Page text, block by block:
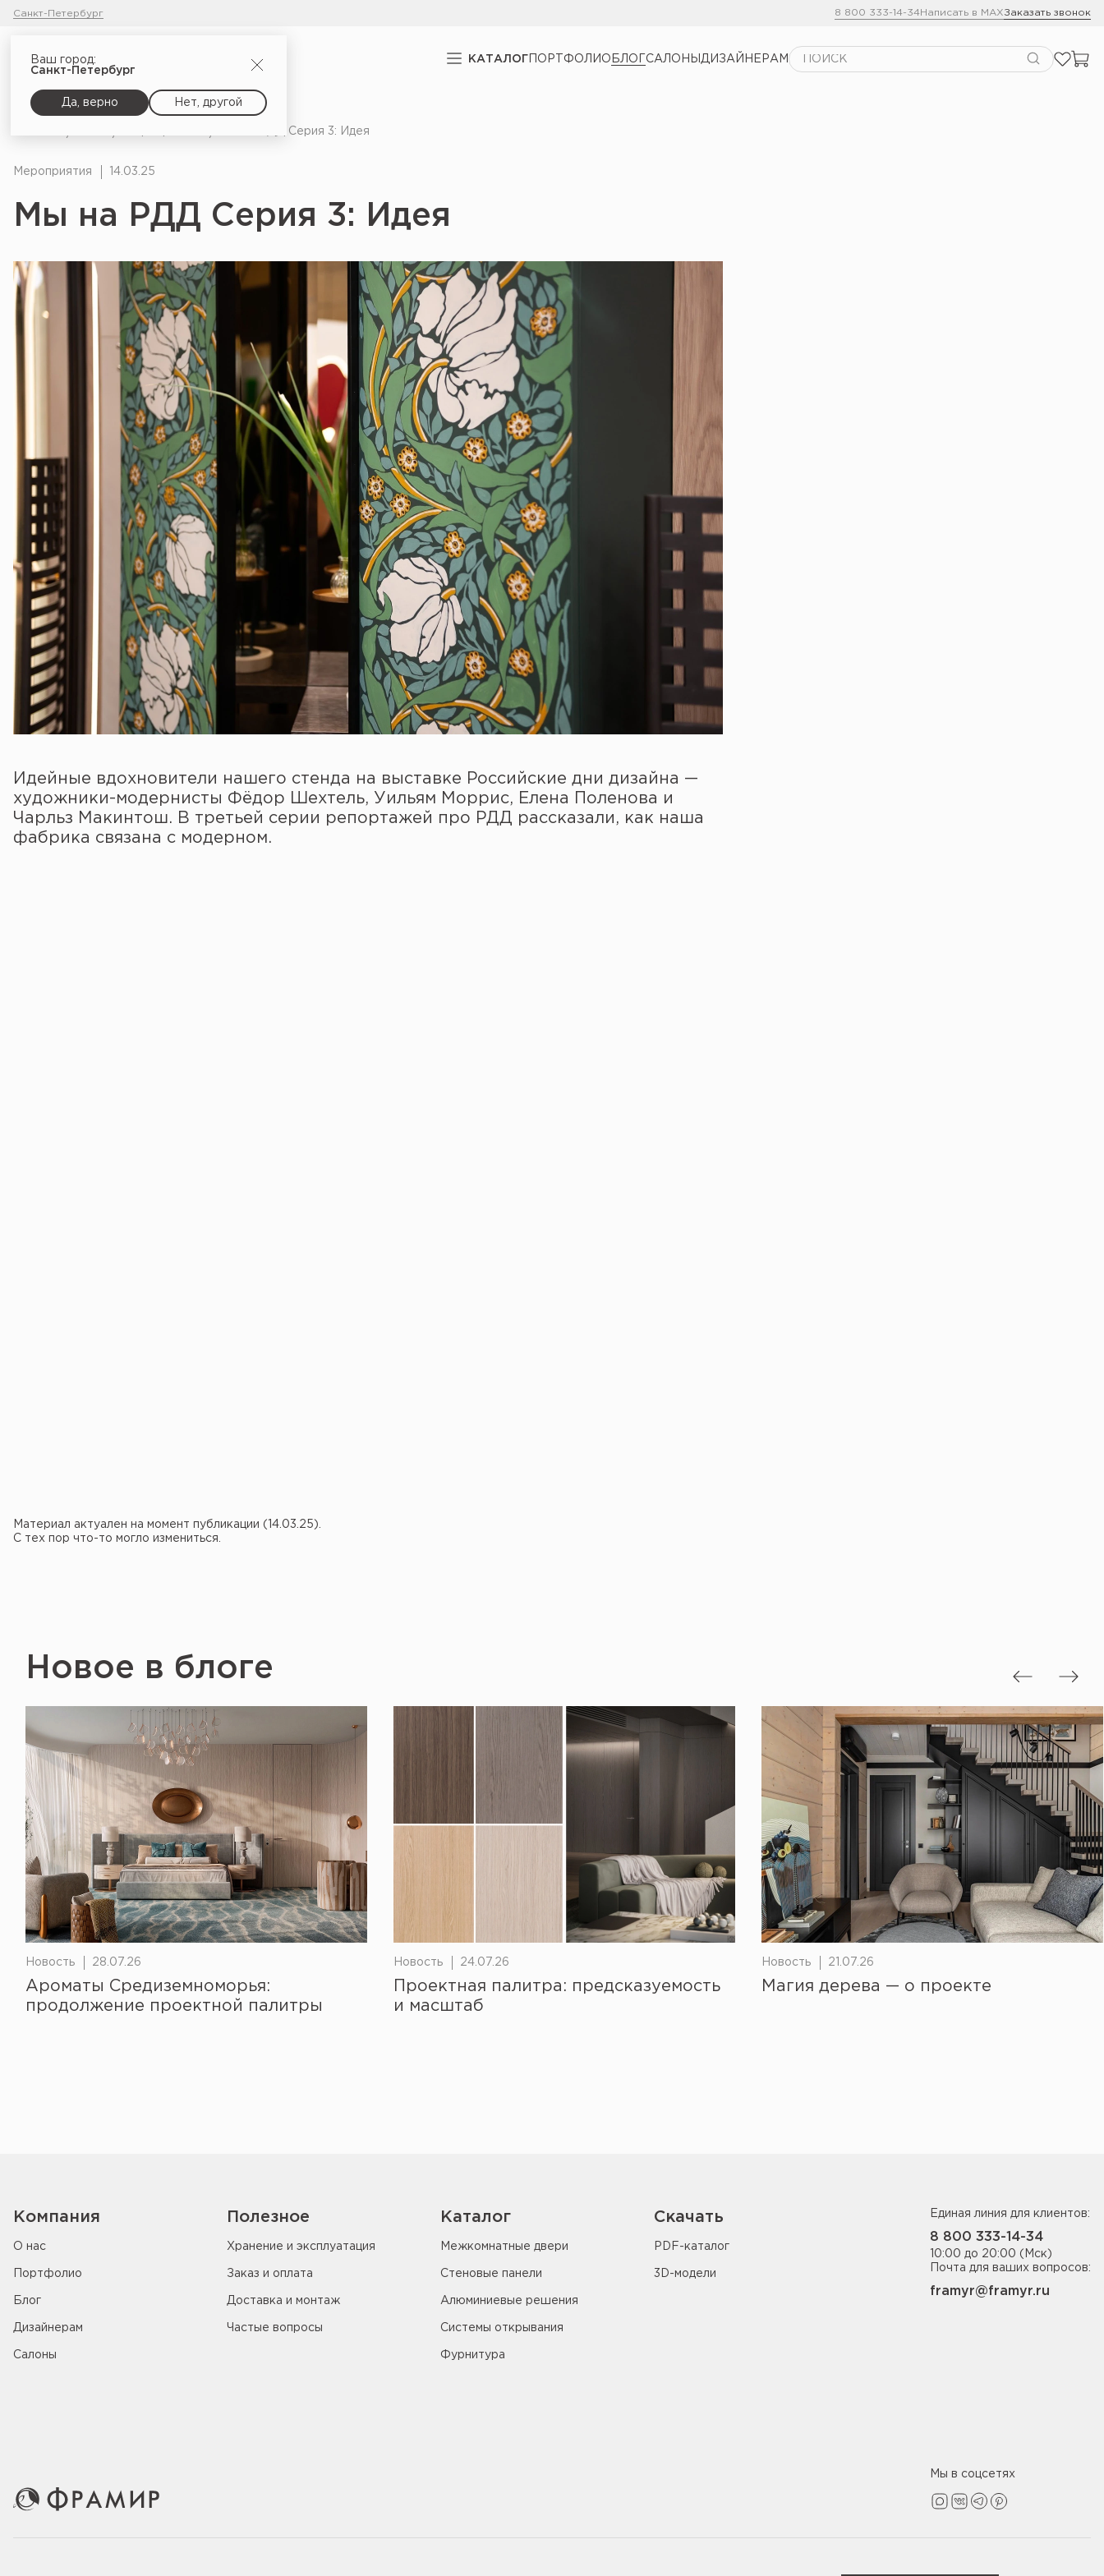
Санкт-Петербург 8 800 333-14-34Написать в MAXЗаказать звонок
КАТАЛОГ ПОРТФОЛИО БЛОГСАЛОНЫ ДИЗАЙНЕРАМ
Ваш город:
Санкт-Петербург
Да, верно Нет, другой
Мы на РДД Серия 3: Идея
Мероприятия 14.03.25
Мы на РДД Серия 3: Идея
Идейные вдохновители нашего стенда на выставке Российские дни дизайна —
художники-модернисты Фёдор Шехтель, Уильям Моррис, Елена Поленова и
Чарльз Макинтош. В третьей серии репортажей про РДД рассказали, как наша
фабрика связана с модерном.
Материал актуален на момент публикации (14.03.25).
С тех пор что-то могло измениться.
Новое в блоге
Новость 28.07.26
Ароматы Средиземноморья:
продолжение проектной палитры
Новость 24.07.26
Проектная палитра: предсказуемость
и масштаб
Новость 21.07.26
Магия дерева — о проекте
Компания
О нас
Портфолио
Блог
Дизайнерам
Салоны
Полезное
Хранение и эксплуатация
Заказ и оплата
Доставка и монтаж
Частые вопросы
Каталог
Межкомнатные двери
Стеновые панели
Алюминиевые решения
Системы открывания
Фурнитура
Скачать
PDF-каталог
3D-модели
Единая линия для клиентов:
8 800 333-14-34
10:00 до 20:00 (Мск)
Почта для ваших вопросов:
framyr@framyr.ru
Мы в соцсетях